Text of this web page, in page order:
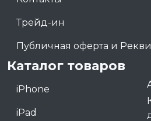
Трейд-ин
Публичная оферта и
Каталог товаров
iPhone
iPad